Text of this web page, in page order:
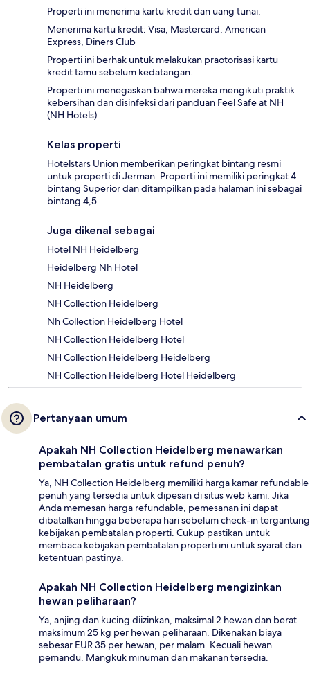
Properti ini menerima kartu kredit dan uang tunai.
Menerima kartu kredit: Visa, Mastercard, American
Express, Diners Club
Properti ini berhak untuk melakukan praotorisasi kartu
kredit tamu sebelum kedatangan.
Properti ini menegaskan bahwa mereka mengikuti praktik
kebersihan dan disinfeksi dari panduan Feel Safe at NH
(NH Hotels).
Kelas properti
Hotelstars Union memberikan peringkat bintang resmi
untuk properti di Jerman. Properti ini memiliki peringkat 4
bintang Superior dan ditampilkan pada halaman ini sebagai
bintang 4,5.
Juga dikenal sebagai
Hotel NH Heidelberg
Heidelberg Nh Hotel
NH Heidelberg
NH Collection Heidelberg
Nh Collection Heidelberg Hotel
NH Collection Heidelberg Hotel
NH Collection Heidelberg Heidelberg
NH Collection Heidelberg Hotel Heidelberg
Pertanyaan umum
Apakah NH Collection Heidelberg menawarkan
pembatalan gratis untuk refund penuh?
Ya, NH Collection Heidelberg memiliki harga kamar refundable
penuh yang tersedia untuk dipesan di situs web kami. Jika
Anda memesan harga refundable, pemesanan ini dapat
dibatalkan hingga beberapa hari sebelum check-in tergantung
kebijakan pembatalan properti. Cukup pastikan untuk
membaca kebijakan pembatalan properti ini untuk syarat dan
ketentuan pastinya.
Apakah NH Collection Heidelberg mengizinkan
hewan peliharaan?
Ya, anjing dan kucing diizinkan, maksimal 2 hewan dan berat
maksimum 25 kg per hewan peliharaan. Dikenakan biaya
sebesar EUR 35 per hewan, per malam. Kecuali hewan
pemandu. Mangkuk minuman dan makanan tersedia.